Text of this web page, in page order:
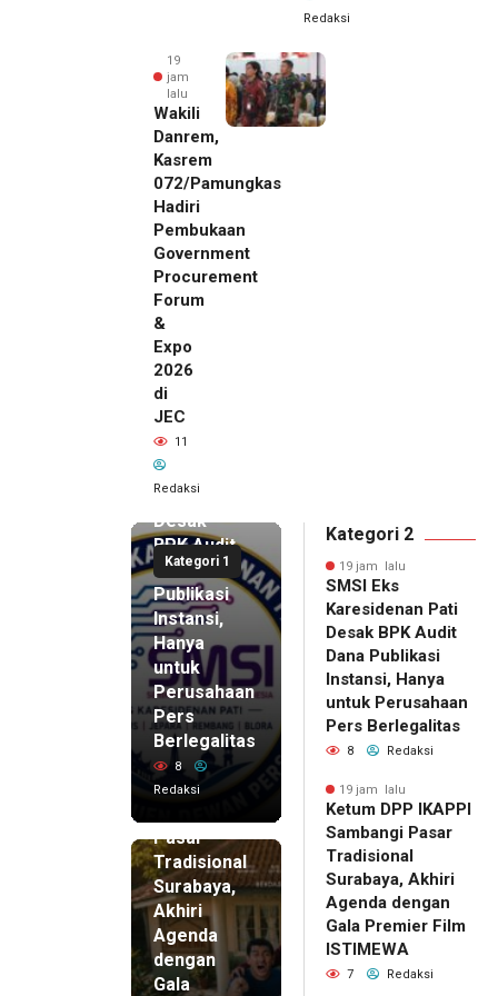
Redaksi
19
jam
lalu
Wakili
Danrem,
Kasrem
072/Pamungkas
Hadiri
Pembukaan
Government
Procurement
Forum
&
Expo
2026
di
JEC
11
Redaksi
Kategori 1
19 jam lalu
SMSI Eks
Karesidenan
Pati
Desak
BPK Audit
Dana
Publikasi
Instansi,
Hanya
untuk
Perusahaan
Pers
Berlegalitas
8
Redaksi
19 jam lalu
Ketum
DPP
IKAPPI
Pasar
Tradisional
Surabaya,
Akhiri
Agenda
dengan
Gala
Kategori 2
19 jam lalu
SMSI Eks
Karesidenan Pati
Desak BPK Audit
Dana Publikasi
Instansi, Hanya
untuk Perusahaan
Pers Berlegalitas
8 Redaksi
19 jam lalu
Ketum DPP IKAPPI
Sambangi Pasar
Tradisional
Surabaya, Akhiri
Agenda dengan
Gala Premier Film
ISTIMEWA
7 Redaksi